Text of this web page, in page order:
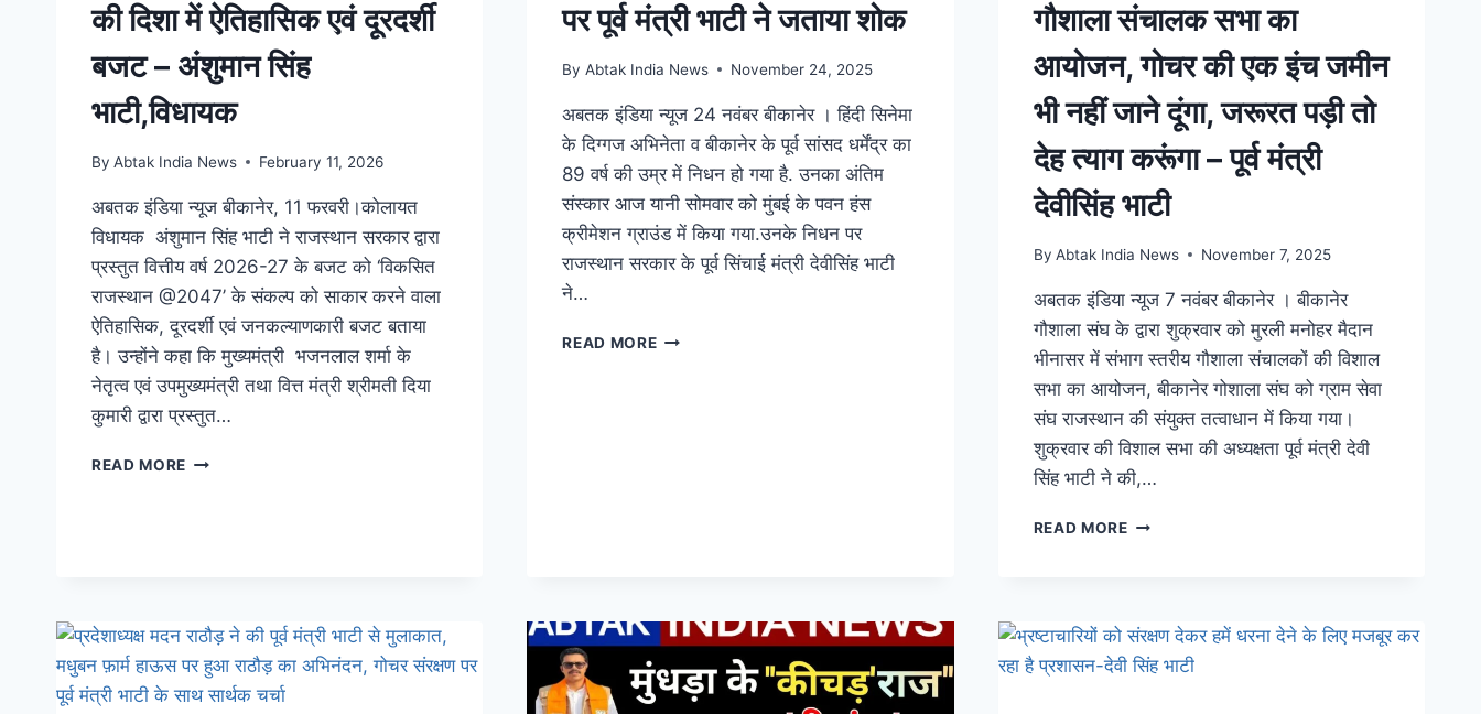
की दिशा में ऐतिहासिक एवं दूरदर्शी
बजट – अंशुमान सिंह
भाटी,विधायक
By Abtak India News February 11, 2026
अबतक इंडिया न्यूज बीकानेर, 11 फरवरी।कोलायत
विधायक अंशुमान सिंह भाटी ने राजस्थान सरकार द्वारा
प्रस्तुत वित्तीय वर्ष 2026-27 के बजट को ‘विकसित
राजस्थान @2047’ के संकल्प को साकार करने वाला
ऐतिहासिक, दूरदर्शी एवं जनकल्याणकारी बजट बताया
है। उन्होंने कहा कि मुख्यमंत्री भजनलाल शर्मा के
नेतृत्व एवं उपमुख्यमंत्री तथा वित्त मंत्री श्रीमती दिया
कुमारी द्वारा प्रस्तुत…
READ MORE
पर पूर्व मंत्री भाटी ने जताया शोक
By Abtak India News November 24, 2025
अबतक इंडिया न्यूज 24 नवंबर बीकानेर । हिंदी सिनेमा
के दिग्गज अभिनेता व बीकानेर के पूर्व सांसद धर्मेंद्र का
89 वर्ष की उम्र में निधन हो गया है. उनका अंतिम
संस्कार आज यानी सोमवार को मुंबई के पवन हंस
क्रीमेशन ग्राउंड में किया गया.उनके निधन पर
राजस्थान सरकार के पूर्व सिंचाई मंत्री देवीसिंह भाटी
ने…
READ MORE
गौशाला संचालक सभा का
आयोजन, गोचर की एक इंच जमीन
भी नहीं जाने दूंगा, जरूरत पड़ी तो
देह त्याग करूंगा – पूर्व मंत्री
देवीसिंह भाटी
By Abtak India News November 7, 2025
अबतक इंडिया न्यूज 7 नवंबर बीकानेर । बीकानेर
गौशाला संघ के द्वारा शुक्रवार को मुरली मनोहर मैदान
भीनासर में संभाग स्तरीय गौशाला संचालकों की विशाल
सभा का आयोजन, बीकानेर गोशाला संघ को ग्राम सेवा
संघ राजस्थान की संयुक्त तत्वाधान में किया गया।
शुक्रवार की विशाल सभा की अध्यक्षता पूर्व मंत्री देवी
सिंह भाटी ने की,…
READ MORE